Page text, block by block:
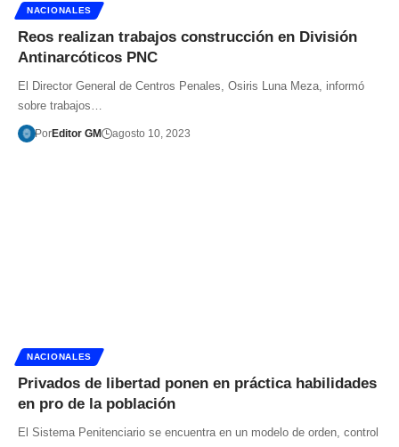
NACIONALES
Reos realizan trabajos construcción en División
Antinarcóticos PNC
El Director General de Centros Penales, Osiris Luna Meza, informó
sobre trabajos…
PorEditor GM agosto 10, 2023
NACIONALES
Privados de libertad ponen en práctica habilidades
en pro de la población
El Sistema Penitenciario se encuentra en un modelo de orden, control